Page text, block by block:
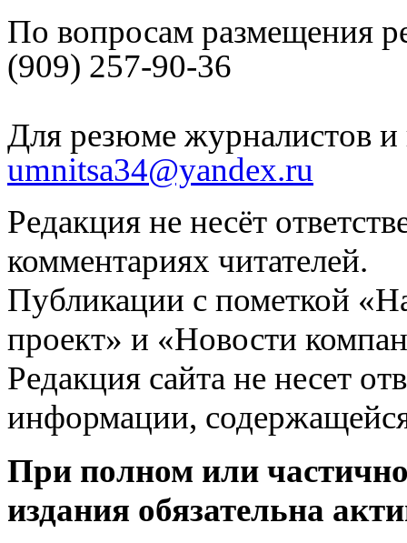
По вопросам размещения
(909) 257-90-36
Для резюме журналистов и
umnitsa34@yandex.ru
Редакция не несёт
комментариях читателей.
Публикации с пометкой
проект» и «Новости
Редакция сайта не несет
информации,
При полном или
издания обязательна